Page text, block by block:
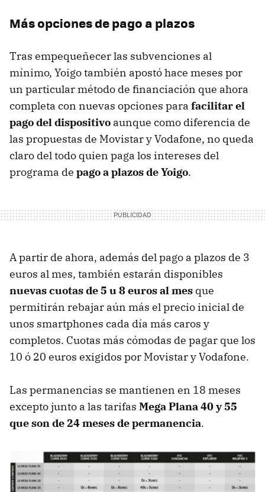
Más opciones de pago a plazos
Tras empequeñecer las subvenciones al
mínimo, Yoigo también apostó hace meses por
un particular método de financiación que ahora
completa con nuevas opciones para facilitar el
pago del dispositivo aunque como diferencia de
las propuestas de Movistar y Vodafone, no queda
claro del todo quien paga los intereses del
programa de pago a plazos de Yoigo.
A partir de ahora, además del pago a plazos de 3
euros al mes, también estarán disponibles
nuevas cuotas de 5 u 8 euros al mes que
permitirán rebajar aún más el precio inicial de
unos smartphones cada día más caros y
completos. Cuotas más cómodas de pagar que los
10 ó 20 euros exigidos por Movistar y Vodafone.
Las permanencias se mantienen en 18 meses
excepto junto a las tarifas Mega Plana 40 y 55
que son de 24 meses de permanencia.